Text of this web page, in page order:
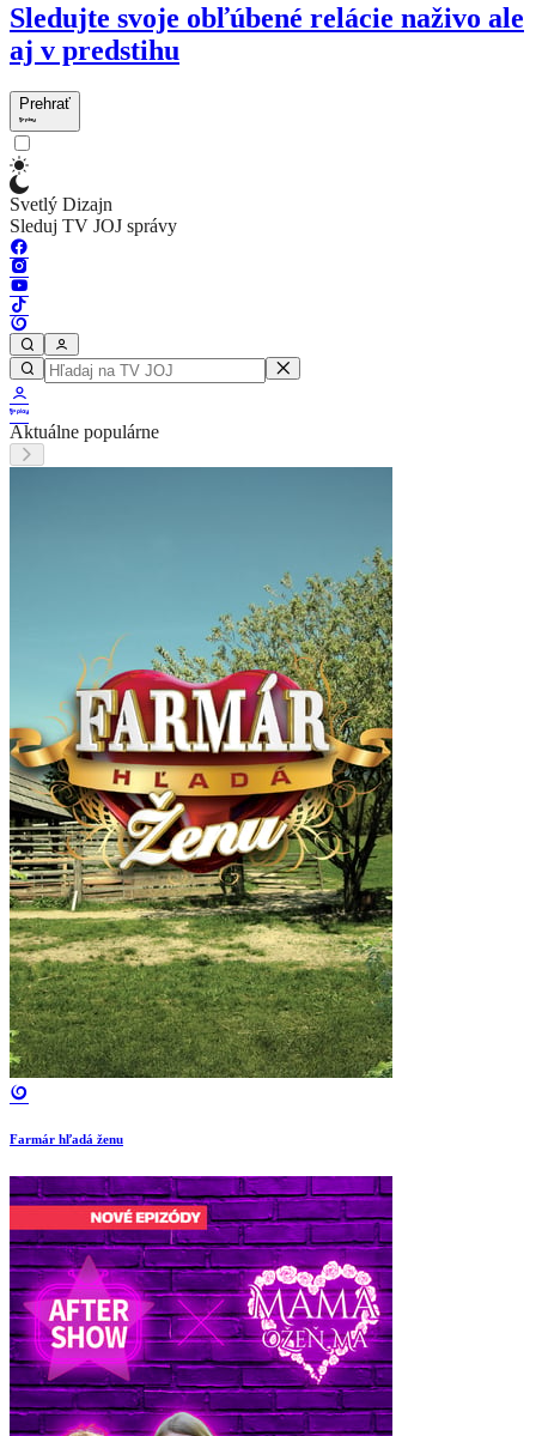
Sledujte svoje obľúbené relácie naživo ale
aj v predstihu
Prehrať
Svetlý Dizajn
Sleduj TV JOJ správy
Aktuálne populárne
Farmár hľadá ženu